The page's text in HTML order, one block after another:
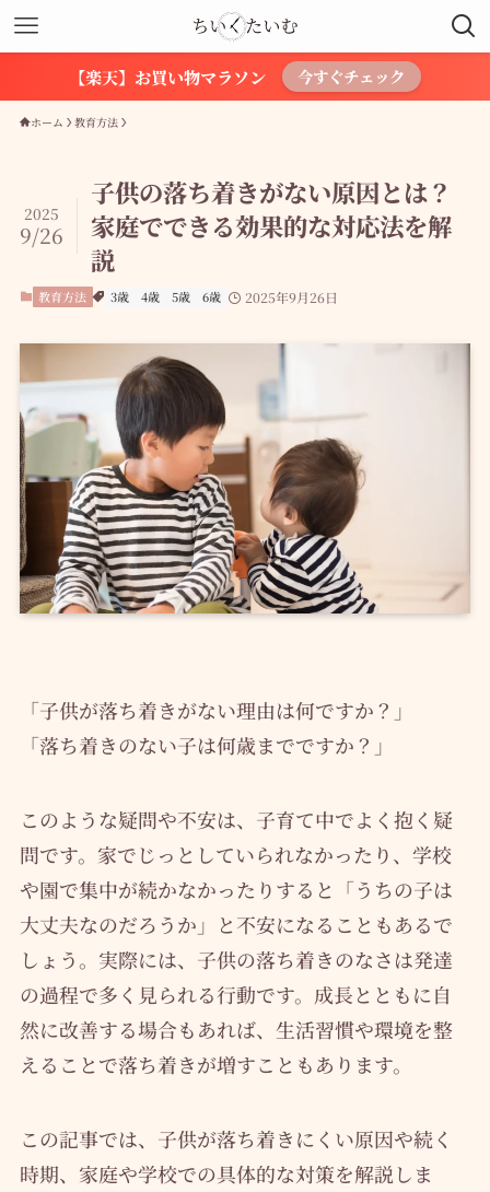
【楽天】お買い物マラソン 今すぐチェック
ホーム 教育方法
子供の落ち着きがない原因とは？
家庭でできる効果的な対応法を解
説
2025
9/26
教育方法 3歳 4歳 5歳 6歳 2025年9月26日
「子供が落ち着きがない理由は何ですか？」
「落ち着きのない子は何歳までですか？」
このような疑問や不安は、子育て中でよく抱く疑
問です。家でじっとしていられなかったり、学校
や園で集中が続かなかったりすると「うちの子は
大丈夫なのだろうか」と不安になることもあるで
しょう。実際には、子供の落ち着きのなさは発達
の過程で多く見られる行動です。成長とともに自
然に改善する場合もあれば、生活習慣や環境を整
えることで落ち着きが増すこともあります。
この記事では、子供が落ち着きにくい原因や続く
時期、家庭や学校での具体的な対策を解説しま